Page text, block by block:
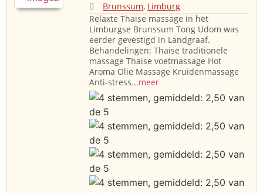
Brunssum, Limburg
Relaxte Thaise massage in het
Limburgse Brunssum Tong Udom was
eerder gevestigd in Landgraaf.
Behandelingen: Thaise traditionele
massage Thaise voetmassage Hot
Aroma Olie Massage Kruidenmassage
Anti-stress...meer